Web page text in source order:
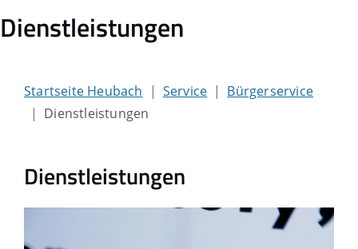
Dienstleistungen
Startseite Heubach Service
Bürgerservice
Dienstleistungen
Dienstleistungen